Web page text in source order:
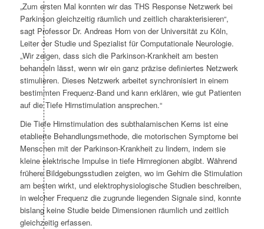
„Zum ersten Mal konnten wir das THS Response Netzwerk bei
Parkinson gleichzeitig räumlich und zeitlich charakterisieren“,
sagt Professor Dr. Andreas Horn von der Universität zu Köln,
Leiter der Studie und Spezialist für Computationale Neurologie.
„Wir zeigen, dass sich die Parkinson-Krankheit am besten
behandeln lässt, wenn wir ein ganz präzise definiertes Netzwerk
stimulieren. Dieses Netzwerk arbeitet synchronisiert in einem
bestimmten Frequenz-Band und kann erklären, wie gut Patienten
auf die Tiefe Hirnstimulation ansprechen.“
Die Tiefe Hirnstimulation des subthalamischen Kerns ist eine
etablierte Behandlungsmethode, die motorischen Symptome bei
Menschen mit der Parkinson-Krankheit zu lindern, indem sie
kleine elektrische Impulse in tiefe Hirnregionen abgibt. Während
frühere Bildgebungsstudien zeigten, wo im Gehirn die Stimulation
am besten wirkt, und elektrophysiologische Studien beschreiben,
in welcher Frequenz die zugrunde liegenden Signale sind, konnte
bislang keine Studie beide Dimensionen räumlich und zeitlich
gleichzeitig erfassen.